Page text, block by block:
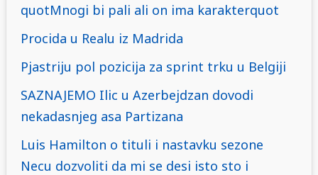
quotMnogi bi pali ali on ima karakterquot
Procida u Realu iz Madrida
Pjastriju pol pozicija za sprint trku u Belgiji
SAZNAJEMO Ilic u Azerbejdzan dovodi
nekadasnjeg asa Partizana
Luis Hamilton o tituli i nastavku sezone
Necu dozvoliti da mi se desi isto sto i